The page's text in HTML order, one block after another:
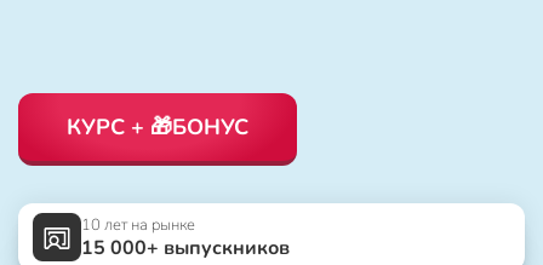
КУРС + 🎁БОНУС
10 лет на рынке
15 000+ выпускников